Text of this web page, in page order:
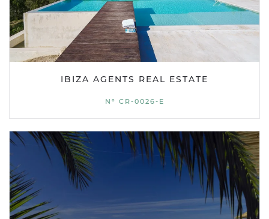
IBIZA AGENTS REAL ESTATE
Nº CR-0026-E